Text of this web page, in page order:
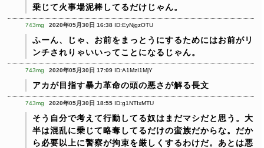
乗じて火事場泥棒してるだけじゃん。
743mg 2020年05月30日 16:38 ID:EyNjgzOTU
ふーん、じゃ、お前をまっとうにするためにはお前がリ
ンチされりゃいいってことになるじゃん。
743mg 2020年05月30日 17:09 ID:A1MzI1MjY
アカが目指す暴力革命の頭の悪さが解る長文
743mg 2020年05月30日 18:55 ID:g1NTIxMTU
そう自分で考えて行動してる奴はまだマシだと思う。大
半は混乱に乗じて略奪してるだけの蛮族だからな。だか
ら必要以上に警察が拘束を厳しくするわけだ。あとは悪